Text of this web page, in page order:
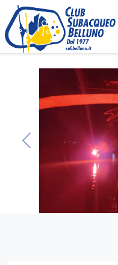
Previous